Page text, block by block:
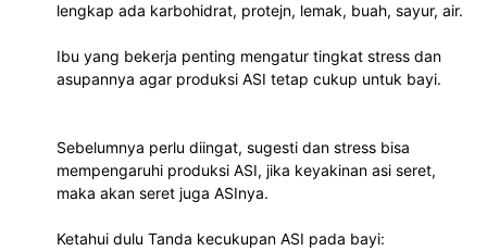
lengkap ada karbohidrat, protejn, lemak, buah, sayur, air.
Ibu yang bekerja penting mengatur tingkat stress dan
asupannya agar produksi ASI tetap cukup untuk bayi.
Sebelumnya perlu diingat, sugesti dan stress bisa
mempengaruhi produksi ASI, jika keyakinan asi seret,
maka akan seret juga ASInya.
Ketahui dulu Tanda kecukupan ASI pada bayi: